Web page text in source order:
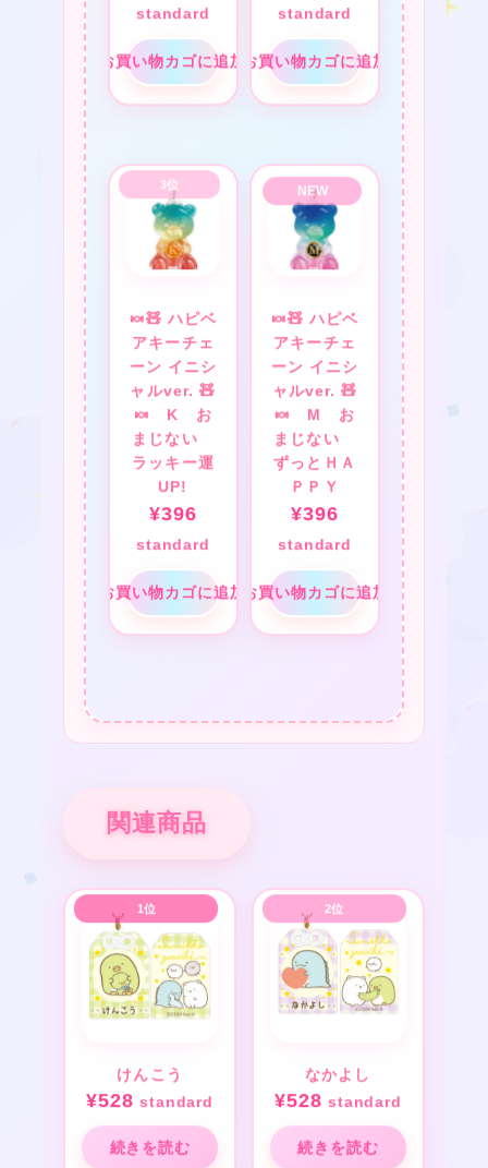
standard
お買い物カゴに追加
standard
お買い物カゴに追加
🍬🧸 ハピベ
アキーチェ
ーン イニシ
ャルver. 🧸
🍬 K お
まじない
ラッキー運
UP!
¥396
standard
お買い物カゴに追加
🍬🧸 ハピベ
アキーチェ
ーン イニシ
ャルver. 🧸
🍬 M お
まじない
ずっとＨＡ
ＰＰＹ
¥396
standard
お買い物カゴに追加
関連商品
けんこう
¥528 standard
続きを読む
なかよし
¥528 standard
続きを読む
★
★